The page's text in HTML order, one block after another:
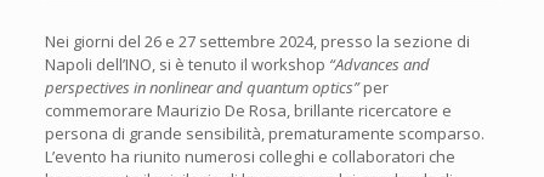
Nei giorni del 26 e 27 settembre 2024, presso la sezione di
Napoli dell’INO, si è tenuto il workshop “Advances and
perspectives in nonlinear and quantum optics”per
commemorare Maurizio De Rosa, brillante ricercatore e
persona di grande sensibilità, prematuramente scomparso.
L’evento ha riunito numerosi colleghi e collaboratori che